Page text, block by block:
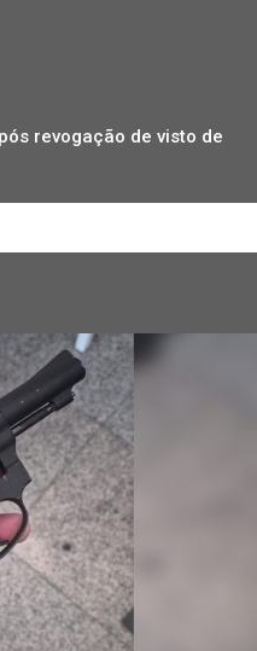
revogação de visto de